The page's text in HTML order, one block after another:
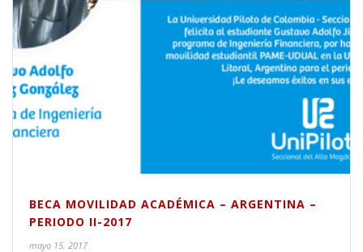
BECA MOVILIDAD ACADÉMICA – ARGENTINA –
PERIODO II-2017
mayo 15, 2017